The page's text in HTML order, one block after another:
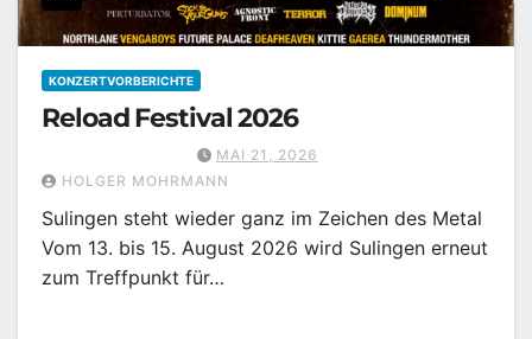
KONZERTVORBERICHTE
Reload Festival 2026
MAI 21, 2026
HOLGER MOHRMANN
Sulingen steht wieder ganz im Zeichen des Metal
Vom 13. bis 15. August 2026 wird Sulingen erneut
zum Treffpunkt für…